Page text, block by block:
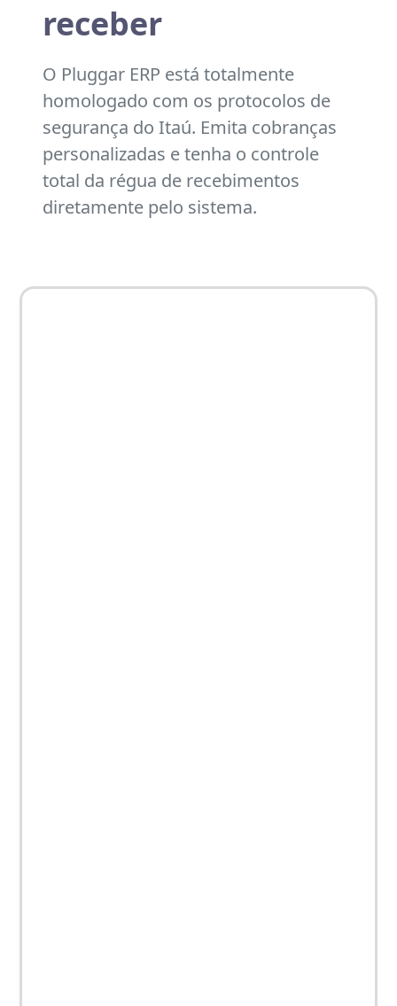
receber
O Pluggar ERP está totalmente
homologado com os protocolos de
segurança do Itaú. Emita cobranças
personalizadas e tenha o controle
total da régua de recebimentos
diretamente pelo sistema.